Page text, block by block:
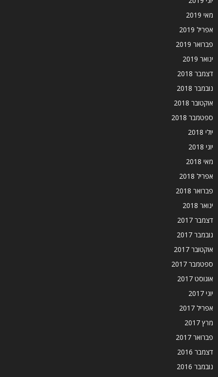
מאי 2019
אפריל 2019
פברואר 2019
ינואר 2019
דצמבר 2018
נובמבר 2018
אוקטובר 2018
ספטמבר 2018
יולי 2018
יוני 2018
מאי 2018
אפריל 2018
פברואר 2018
ינואר 2018
דצמבר 2017
נובמבר 2017
אוקטובר 2017
ספטמבר 2017
אוגוסט 2017
יוני 2017
אפריל 2017
מרץ 2017
פברואר 2017
דצמבר 2016
נובמבר 2016